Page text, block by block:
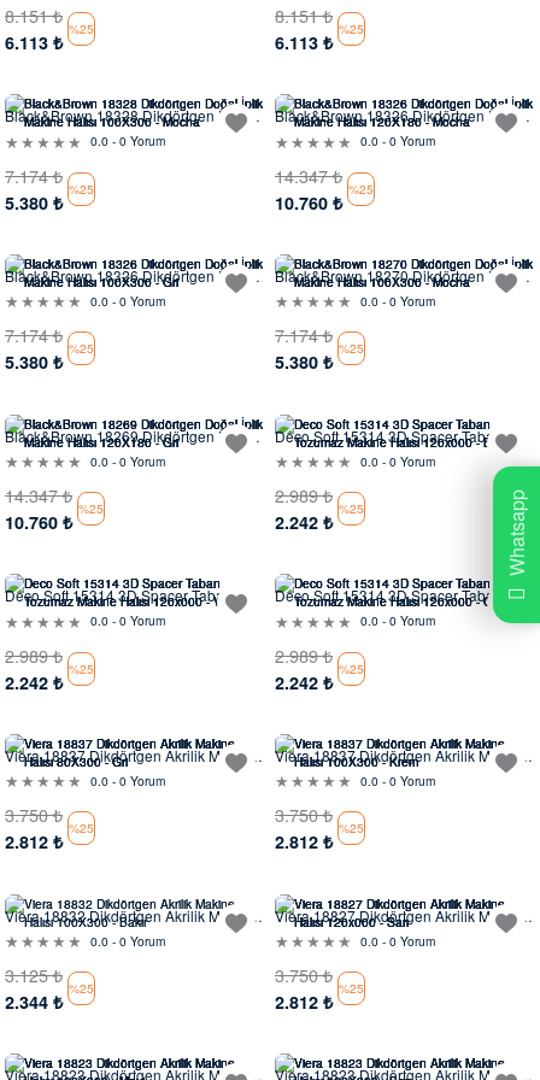
8.151₺
6.113 ₺
%25
8.151₺
6.113 ₺
%25
Black&Brown 18328 Dikdörtgen Doğal
İplik Makine Halısı0.0 - 0 Yorum
7.174₺
5.380 ₺
%25
Black&Brown 18326 Dikdörtgen Doğal
İplik Makine Halısı0.0 - 0 Yorum
14.347₺
10.760 ₺
%25
Black&Brown 18326 Dikdörtgen Doğal
İplik Makine Halısı0.0 - 0 Yorum
7.174₺
5.380 ₺
%25
Black&Brown 18270 Dikdörtgen Doğal
İplik Makine Halısı0.0 - 0 Yorum
7.174₺
5.380 ₺
%25
Black&Brown 18269 Dikdörtgen Doğal
İplik Makine Halısı0.0 - 0 Yorum
14.347₺
10.760 ₺
%25
Deco Soft 15314 3D Spacer Taban
Tozumaz Makine Halısı
0.0 - 0 Yorum
2.989₺
2.242 ₺
%25
Deco Soft 15314 3D Spacer Taban
Tozumaz Makine Halısı
0.0 - 0 Yorum
2.989₺
2.242 ₺
%25
Deco Soft 15314 3D Spacer Taban
Tozumaz Makine Halısı
0.0 - 0 Yorum
2.989₺
2.242 ₺
%25
Viera 18837 Dikdörtgen Akrilik Makine
Halısı
0.0 - 0 Yorum
3.750₺
2.812 ₺
%25
Viera 18837 Dikdörtgen Akrilik Makine
Halısı
0.0 - 0 Yorum
3.750₺
2.812 ₺
%25
Viera 18832 Dikdörtgen Akrilik Makine
Halısı
0.0 - 0 Yorum
3.125₺
2.344 ₺
%25
Viera 18827 Dikdörtgen Akrilik Makine
Halısı
0.0 - 0 Yorum
3.750₺
2.812 ₺
%25
Viera 18823 Dikdörtgen Akrilik Makine
Viera 18823 Dikdörtgen Akrilik Makine
Whatsapp